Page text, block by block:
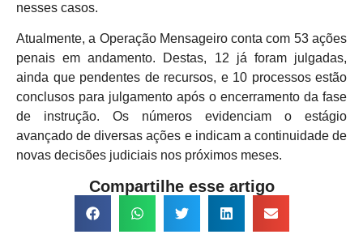
nesses casos.
Atualmente, a Operação Mensageiro conta com 53 ações
penais em andamento. Destas, 12 já foram julgadas,
ainda que pendentes de recursos, e 10 processos estão
conclusos para julgamento após o encerramento da fase
de instrução. Os números evidenciam o estágio
avançado de diversas ações e indicam a continuidade de
novas decisões judiciais nos próximos meses.
Compartilhe esse artigo